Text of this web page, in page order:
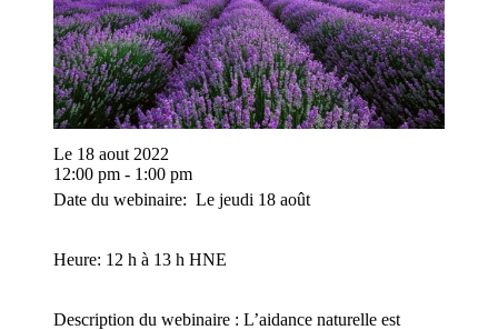
Le 18 aout 2022
12:00 pm - 1:00 pm
Date du webinaire: Le jeudi 18 août
Heure: 12 h à 13 h HNE
Description du webinaire : L’aidance naturelle est